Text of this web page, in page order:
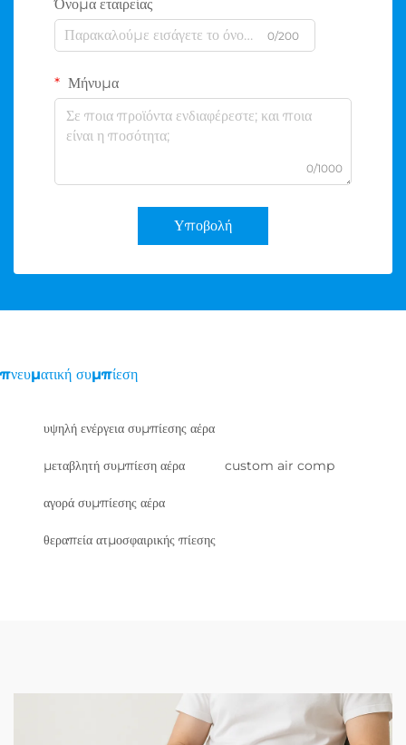
Όνομα εταιρείας
0/200
Μήνυμα
0/1000
Υποβολή
πνευματική συμπίεση
υψηλή ενέργεια συμπίεσης αέρα
μεταβλητή συμπίεση αέρα custom air comp
αγορά συμπίεσης αέρα
θεραπεία ατμοσφαιρικής πίεσης